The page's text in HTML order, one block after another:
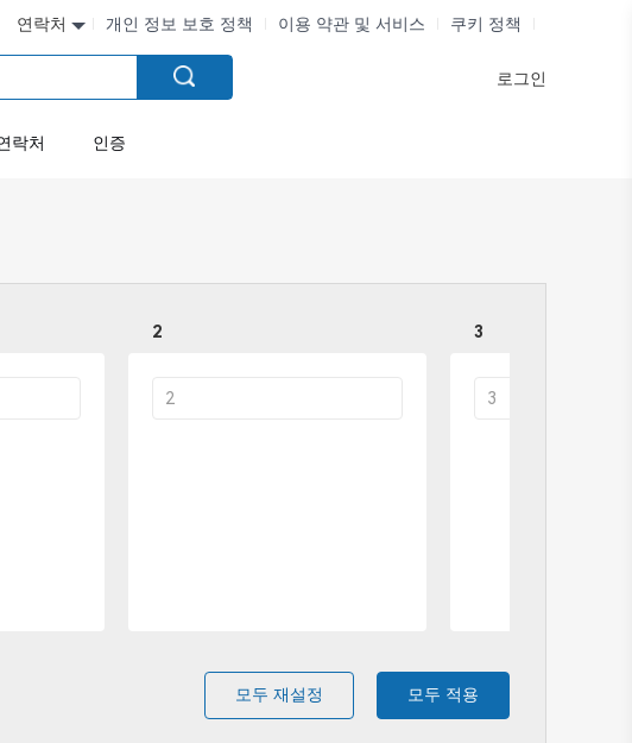
연락처 개인 정보 보호 정책 이용 약관 및 서비스 쿠키 정책
로그인
락처 인증
2 3
모두 재설정 모두 적용